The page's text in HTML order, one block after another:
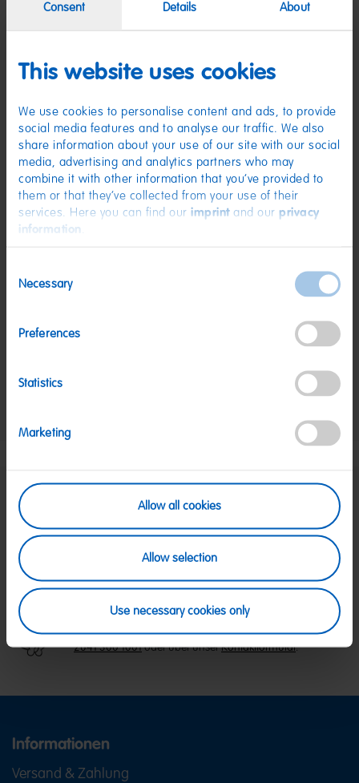
Consent Details About
This website uses cookies
We use cookies to personalise content and ads, to provide
social media features and to analyse our traffic. We also
share information about your use of our site with our social
media, advertising and analytics partners who may
combine it with other information that you’ve provided to
them or that they’ve collected from your use of their
services. Here you can find our imprintand our privacy
information
Selection
Necessary
Preferences
Statistics
Marketing
Allow all cookies
Allow selection
Use necessary cookies only
Vegetarierbund Deutschland e. V. mit dem sogenannten "V-Label" als
Zutaten
Citronensäure, Äpfelsäure; Säureregulator: Natriumhydrogenmalat;
Emulgator: Mono- und Diglyceride von Speisefettsäuren; Aroma;
Karamellsirup. Kann Spuren von MILCH enthalten.
Nährwerte
Nährwerte pro 100 g
1495 kJ/352 kcal
davon Zucker:
Salz:
SICHERE ZAHLUNG
PayPal, Klarna Sofortüberweisung, Klarna
KOSTENLOSE LIEFERUNG
Ab 39 € innerhalb Deutschlands
KUNDENSERVICE
Wir sind Mo-Fr von 08-18:00 Uhr für dich da.+49
2641 300 1001oder über unserKontaktformular.
Informationen
Versand & Zahlung